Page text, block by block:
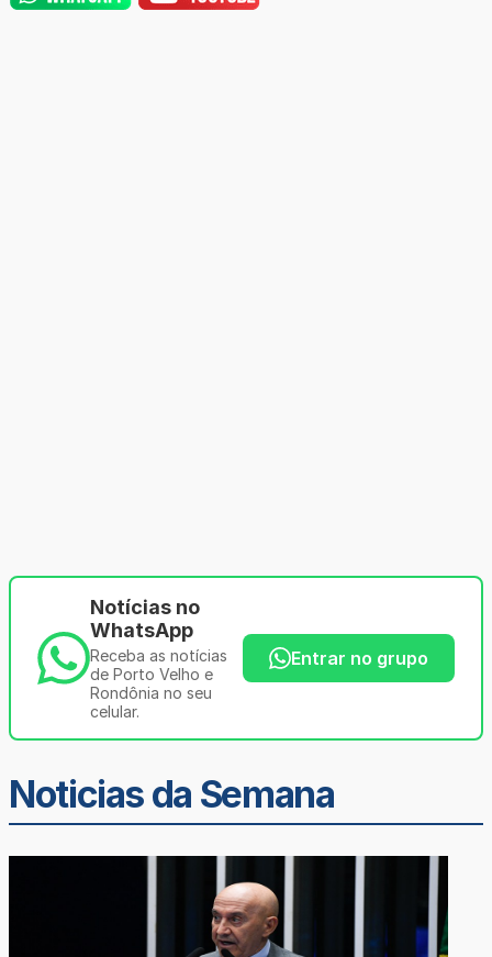
Notícias no
WhatsApp
Receba as notícias
de Porto Velho e
Rondônia no seu
celular.
Entrar no grupo
Noticias da Semana